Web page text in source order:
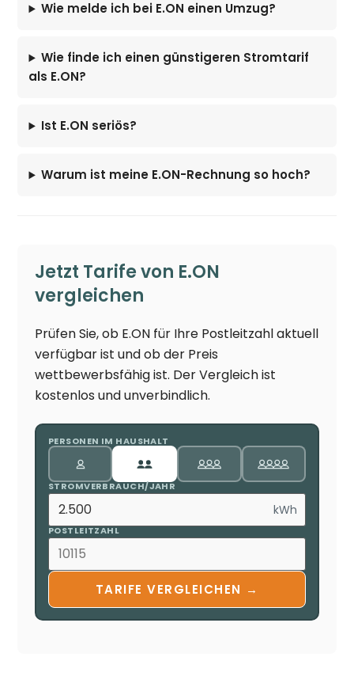
Wie melde ich bei E.ON einen Umzug?
Wie finde ich einen günstigeren Stromtarif
als E.ON?
Ist E.ON seriös?
Warum ist meine E.ON-Rechnung so hoch?
Jetzt Tarife von E.ON
vergleichen
Prüfen Sie, ob E.ON für Ihre Postleitzahl aktuell
verfügbar ist und ob der Preis
wettbewerbsfähig ist. Der Vergleich ist
kostenlos und unverbindlich.
PERSONEN IM HAUSHALT
STROMVERBRAUCH/JAHR
kWh
POSTLEITZAHL
TARIFE VERGLEICHEN →